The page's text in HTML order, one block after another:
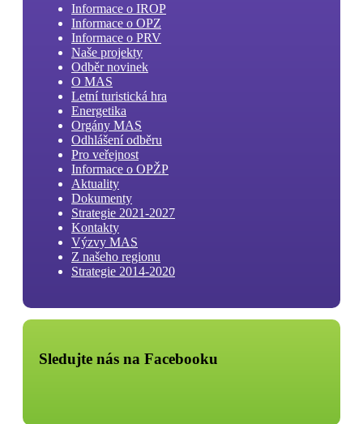
Informace o IROP
Informace o OPZ
Informace o PRV
Naše projekty
Odběr novinek
O MAS
Letní turistická hra
Energetika
Orgány MAS
Odhlášení odběru
Pro veřejnost
Informace o OPŽP
Aktuality
Dokumenty
Strategie 2021-2027
Kontakty
Výzvy MAS
Z našeho regionu
Strategie 2014-2020
Sledujte nás na Facebooku